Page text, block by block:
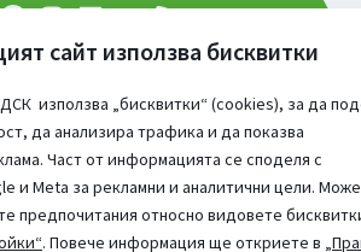
сайт използва бисквитки
използва „бисквитки“ (cookies), за да
да анализира трафика и да показва
Част от информацията се споделя с
и Meta за рекламни и аналитични цели.
предпочитания относно видовете
. Повече информация ще откриете в
- попитай AI асистента ни
2026 Всички права запазени